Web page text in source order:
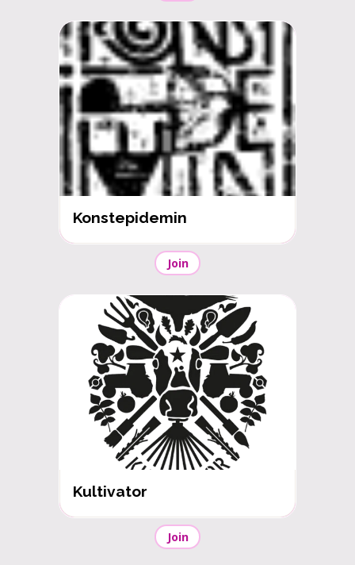
Konstepidemin
Join
Kultivator
Join